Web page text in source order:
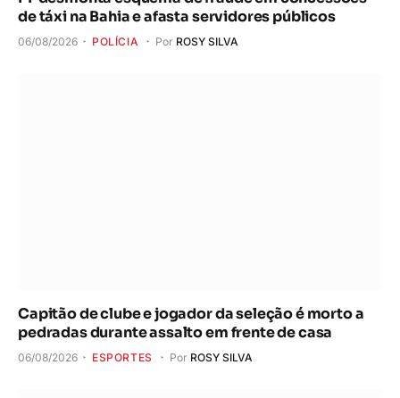
de táxi na Bahia e afasta servidores públicos
06/08/2026 POLÍCIA Por ROSY SILVA
Capitão de clube e jogador da seleção é morto a
pedradas durante assalto em frente de casa
06/08/2026 ESPORTES Por ROSY SILVA